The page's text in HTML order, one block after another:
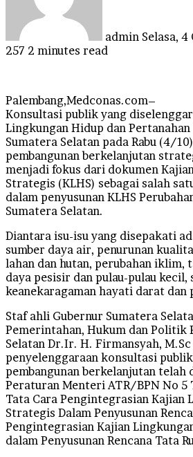
admin Selasa,
257 2 minutes read
Palembang,Medconas.com–
Konsultasi publik yang
Lingkungan Hidup dan
Sumatera Selatan pada Rabu (4/
pembangunan berkelanjutan
menjadi fokus dari dokumen
Strategis (KLHS) sebagai salah
dalam penyusunan KLHS
Sumatera Selatan.
Diantara isu-isu yang disepakati
sumber daya air, penurunan
lahan dan hutan, perubahan iklim,
daya pesisir dan pulau-pulau kecil,
keanekaragaman hayati darat dan
Staf ahli Gubernur Sumatera
Pemerintahan, Hukum dan Politik
Selatan Dr.Ir. H. Firmansyah,
penyelenggaraan konsultasi
pembangunan berkelanjutan telah
Peraturan Menteri ATR/BPN No 5
Tata Cara Pengintegrasian Kajian
Strategis Dalam Penyusunan
Pengintegrasian Kajian
dalam Penyusunan Rencana Tata